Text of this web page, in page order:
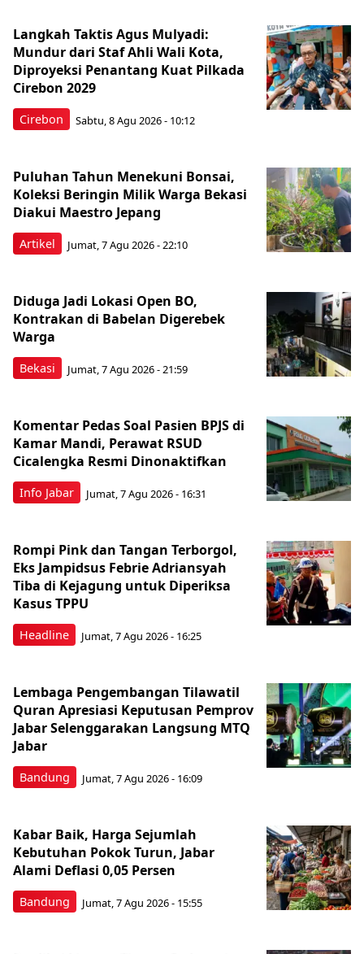
Cirebon
Langkah Taktis Agus Mulyadi:
Mundur dari Staf Ahli Wali Kota,
Diproyeksi Penantang Kuat Pilkada
Cirebon 2029
Sabtu, 8 Agu 2026 - 10:12
Artikel
Puluhan Tahun Menekuni Bonsai,
Koleksi Beringin Milik Warga Bekasi
Diakui Maestro Jepang
Jumat, 7 Agu 2026 - 22:10
Bekasi
Diduga Jadi Lokasi Open BO,
Kontrakan di Babelan Digerebek
Warga
Jumat, 7 Agu 2026 - 21:59
Info Jabar
Komentar Pedas Soal Pasien BPJS di
Kamar Mandi, Perawat RSUD
Cicalengka Resmi Dinonaktifkan
Jumat, 7 Agu 2026 - 16:31
Headline
Rompi Pink dan Tangan Terborgol,
Eks Jampidsus Febrie Adriansyah
Tiba di Kejagung untuk Diperiksa
Kasus TPPU
Jumat, 7 Agu 2026 - 16:25
Bandung
Lembaga Pengembangan Tilawatil
Quran Apresiasi Keputusan Pemprov
Jabar Selenggarakan Langsung MTQ
Jabar
Jumat, 7 Agu 2026 - 16:09
Bandung
Kabar Baik, Harga Sejumlah
Kebutuhan Pokok Turun, Jabar
Alami Deflasi 0,05 Persen
Jumat, 7 Agu 2026 - 15:55